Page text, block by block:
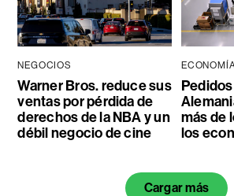
NEGOCIOS
Warner Bros. reduce sus
ventas por pérdida de
derechos de la NBA y un
débil negocio de cine
más de
los
Cargar más